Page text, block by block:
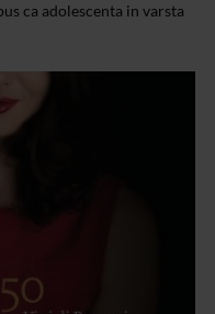
ca adolescenta in varsta